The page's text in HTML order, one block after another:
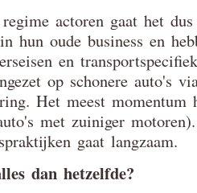
actoren gaat het
hun oude business en
en
op schonere auto's
Het meest momentum
met zuiniger
gaat langzaam.
dan hetzelfde?